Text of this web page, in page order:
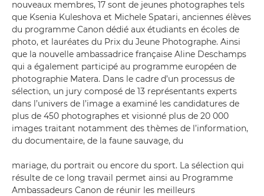
nouveaux membres, 17 sont de jeunes photographes tels
que Ksenia Kuleshova et Michele Spatari, anciennes élèves
du programme Canon dédié aux étudiants en écoles de
photo, et lauréates du Prix du Jeune Photographe. Ainsi
que la nouvelle ambassadrice française Aline Deschamps
qui a également participé au programme européen de
photographie Matera. Dans le cadre d’un processus de
sélection, un jury composé de 13 représentants experts
dans l’univers de l’image a examiné les candidatures de
plus de 450 photographes et visionné plus de 20 000
images traitant notamment des thèmes de l’information,
du documentaire, de la faune sauvage, du
mariage, du portrait ou encore du sport. La sélection qui
résulte de ce long travail permet ainsi au Programme
Ambassadeurs Canon de réunir les meilleurs